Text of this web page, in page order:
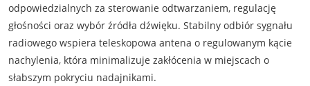
odpowiedzialnych za sterowanie odtwarzaniem, regulację
głośności oraz wybór źródła dźwięku. Stabilny odbiór sygnału
radiowego wspiera teleskopowa antena o regulowanym kącie
nachylenia, która minimalizuje zakłócenia w miejscach o
słabszym pokryciu nadajnikami.